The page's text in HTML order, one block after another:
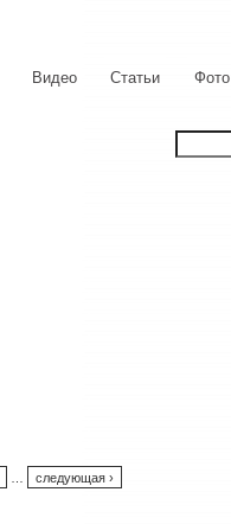
Видео Статьи Фото
следующая ›